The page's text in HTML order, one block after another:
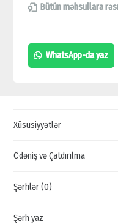
İP
MODUL
KART
SATIŞI
Bütün məhsullara
WhatsApp-da yaz
Xüsusiyyətlər
Ödəniş və Çatdırılma
Şərhlər (0)
Şərh yaz